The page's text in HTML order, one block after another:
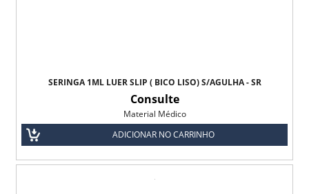
SERINGA 1ML LUER SLIP ( BICO LISO) S/AGULHA - SR
Consulte
Material Médico
ADICIONAR NO CARRINHO